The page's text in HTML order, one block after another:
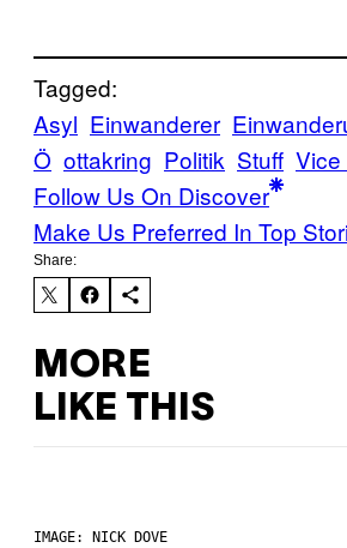
Tagged:
Asyl Einwanderer
Ö ottakring Politik Stuff Vice
Follow Us On Discover
Make Us Preferred In Top
Share:
MORE
LIKE THIS
IMAGE: NICK DOVE